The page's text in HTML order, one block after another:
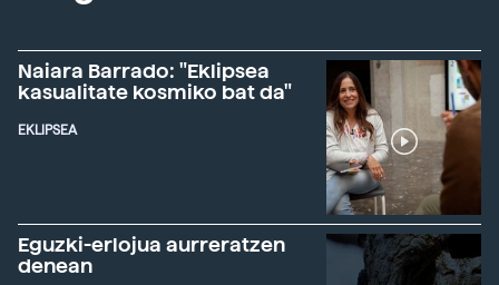
Naiara Barrado: "Eklipsea
kasualitate kosmiko bat da"
EKLIPSEA
Eguzki-erlojua aurreratzen
denean